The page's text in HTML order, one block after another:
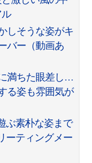
しそうな姿がキ
バー（動画あ
満ちた眼差し…
る姿も雰囲気が
ぶ素朴な姿まで
ーティングメー